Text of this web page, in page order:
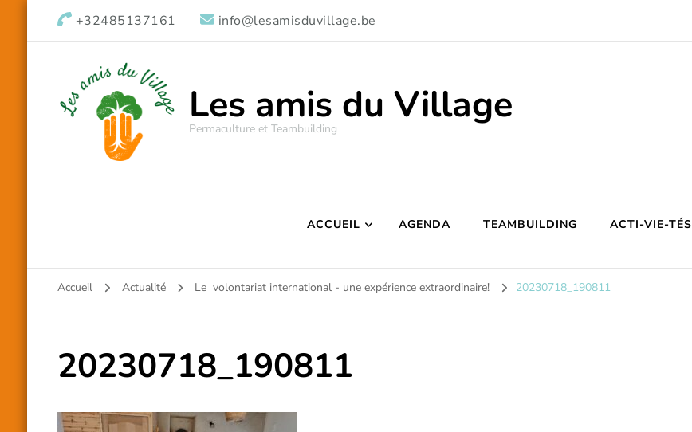
+32485137161 info@lesamisduvillage.be
Les amis du Village
Permaculture et Teambuilding
ACCUEIL AGENDA TEAMBUILDING ACTI-VIE-TÉS
Accueil Actualité Le volontariat international - une expérience extraordinaire! 20230718_190811
20230718_190811